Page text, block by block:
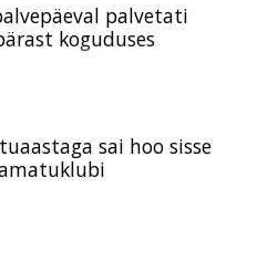
palvetati
koguduses
sai hoo sisse